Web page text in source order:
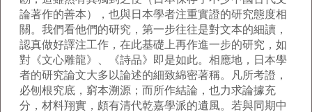
論著作的善本），也與日本學者注重實證的研究態度相
關。我們看他們的研究，第一步往往是對文本的細讀，
認真做好譯注工作，在此基礎上再作進一步的研究，如
對《文心雕龍》、《詩品》即是如此。相應地，日本學
者的研究論文大多以論述的細致綿密著稱。凡所考證，
必刨根究底，窮本溯源；而所作結論，也力求論據充
分，材料翔實，頗有清代乾嘉學派的遺風。若與同期中